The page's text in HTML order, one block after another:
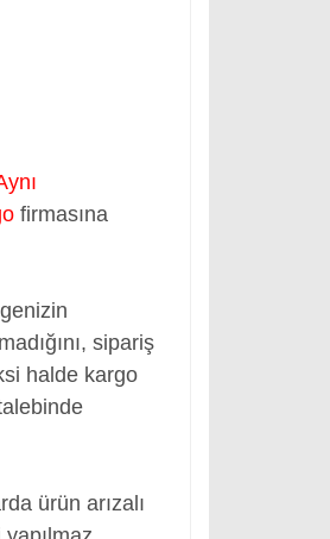
firmasına
sipariş
halde kargo
ürün arızalı